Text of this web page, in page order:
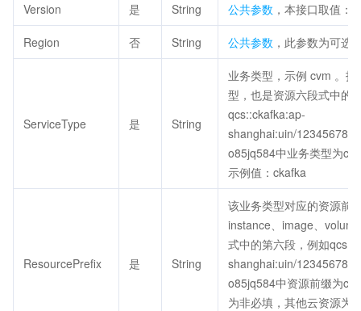
Version 是 String 公共参数 ，本接口取值：
Region 否 String 公共参数 ，此参数为可选
ServiceType 是 String
业务类型，示例 cvm 。
型，也是资源六段式中的
qcs::ckafka:ap-
shanghai:uin/
o85jq584中业务类型为
示例值：ckafka
ResourcePrefix 是 String
该业务类型对应的资源前
instance、image、
式中的第六段，例如
shanghai:uin/
o85jq584中资源前缀为
为非必填，其他云资源为